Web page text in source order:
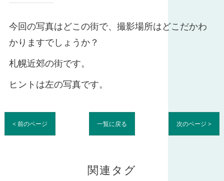
今回の写真はどこの街で、撮影場所はどこだかわ
かりますでしょうか？
札幌近郊の街です。
ヒントは左の写真です。
< 前のページ 一覧に戻る 次のページ >
関連タグ